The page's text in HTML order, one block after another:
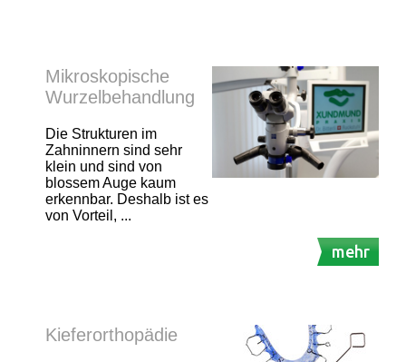
Mikroskopische
Wurzelbehandlung
Die Strukturen im
Zahninnern sind sehr
klein und sind von
blossem Auge kaum
erkennbar. Deshalb ist es
von Vorteil, ...
mehr
Kieferorthopädie